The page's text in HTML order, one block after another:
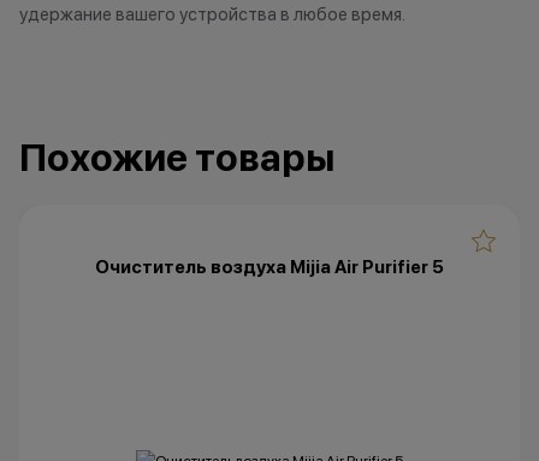
удержание вашего устройства в любое время.
Похожие товары
Очиститель воздуха Mijia Air Purifier 5